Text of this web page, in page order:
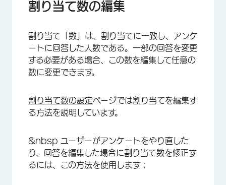
割り当て数の編集
割り当て「数」は、割り当てに一致し、アンケ
ートに回答した人数である。一部の回答を変更
する必要がある場合、この数を編集して任意の
数に変更できます。
割り当て数の設定ページでは割り当てを編集す
る方法を説明しています。
&nbsp ユーザーがアンケートをやり直した
り、回答を編集した場合に割り当て数を修正す
るには、この方法を使用します；